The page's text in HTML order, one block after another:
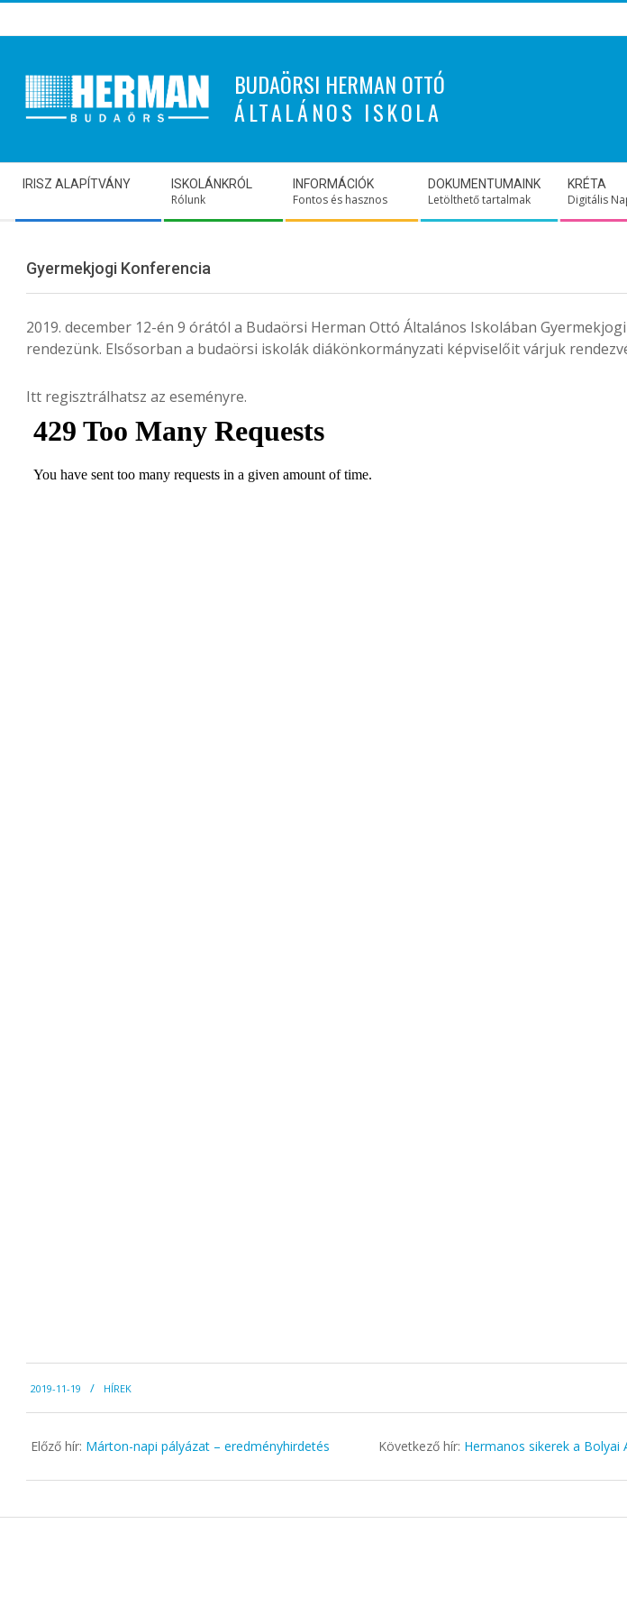
to
BUDAÖRSI HERMAN OTTÓ
ÁLTALÁNOS ISKOLA
Navigation
Menu
IRISZ ALAPÍTVÁNY ISKOLÁNKRÓL
Rólunk
INFORMÁCIÓK
Fontos és hasznos
DOKUMENTUMAINK
Letölthető tartalmak
KRÉTA
Digitális
Gyermekjogi Konferencia
2019. december 12-én 9 órától a Budaörsi Herman Ottó Általános Iskolában
rendezünk. Elsősorban a budaörsi iskolák diákönkormányzati képviselőit várjuk
Itt regisztrálhatsz az eseményre.
11-
19
2019-11-19 HÍREK
Előző hír: Márton-napi pályázat – eredményhirdetés Következő hír: Hermanos sikerek a Bolyai